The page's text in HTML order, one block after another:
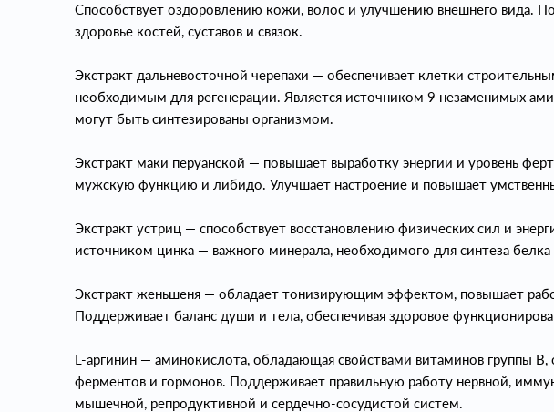
Способствует оздоровлению кожи, волос и улучшению внешнего вида.
здоровье костей, суставов и связок.
Экстракт дальневосточной черепахи — обеспечивает клетки
необходимым для регенерации. Является источником 9 незаменимых
могут быть синтезированы организмом.
Экстракт маки перуанской — повышает выработку энергии и уровень
мужскую функцию и либидо. Улучшает настроение и повышает
Экстракт устриц — способствует восстановлению физических сил и
источником цинка — важного минерала, необходимого для синтеза белка
Экстракт женьшеня — обладает тонизирующим эффектом, повышает
Поддерживает баланс души и тела, обеспечивая здоровое
L-аргинин — аминокислота, обладающая свойствами витаминов группы B,
ферментов и гормонов. Поддерживает правильную работу нервной,
мышечной, репродуктивной и сердечно-сосудистой систем.